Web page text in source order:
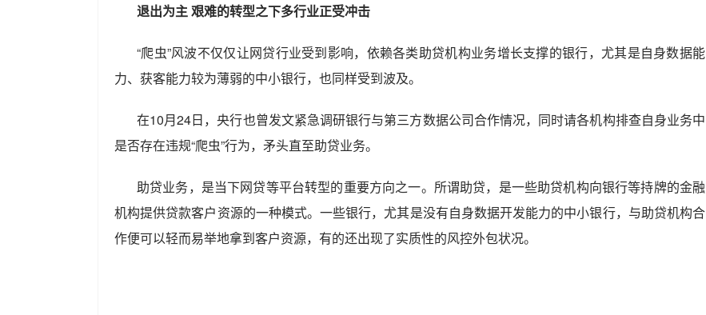
退出为主 艰难的转型之下多行业正受冲击
“爬虫”风波不仅仅让网贷行业受到影响，依赖各类助贷机构业务增长支撑的银行，尤其是自身数据能
力、获客能力较为薄弱的中小银行，也同样受到波及。
在10月24日，央行也曾发文紧急调研银行与第三方数据公司合作情况，同时请各机构排查自身业务中
是否存在违规“爬虫”行为，矛头直至助贷业务。
助贷业务，是当下网贷等平台转型的重要方向之一。所谓助贷，是一些助贷机构向银行等持牌的金融
机构提供贷款客户资源的一种模式。一些银行，尤其是没有自身数据开发能力的中小银行，与助贷机构合
作便可以轻而易举地拿到客户资源，有的还出现了实质性的风控外包状况。